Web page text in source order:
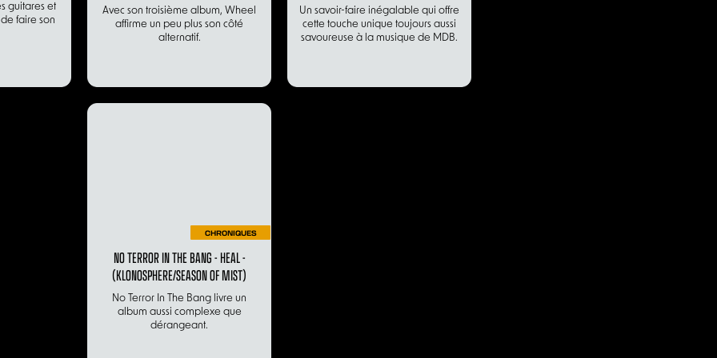
guitares et
faire son
Avec son troisième album, Wheel
affirme un peu plus son côté
alternatif.
Un savoir-faire inégalable qui offre
cette touche unique toujours aussi
savoureuse à la musique de MDB.
CHRONIQUES
NO TERROR IN THE BANG - HEAL -
(KLONOSPHERE/SEASON OF MIST)
No Terror In The Bang livre un
album aussi complexe que
dérangeant.